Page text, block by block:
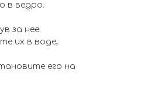
в ведро.
за нее.
их в воде,
его на